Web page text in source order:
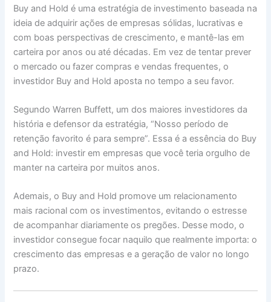
Buy and Hold é uma estratégia de investimento baseada na
ideia de adquirir ações de empresas sólidas, lucrativas e
com boas perspectivas de crescimento, e mantê-las em
carteira por anos ou até décadas. Em vez de tentar prever
o mercado ou fazer compras e vendas frequentes, o
investidor Buy and Hold aposta no tempo a seu favor.
Segundo Warren Buffett, um dos maiores investidores da
história e defensor da estratégia, “Nosso período de
retenção favorito é para sempre”. Essa é a essência do Buy
and Hold: investir em empresas que você teria orgulho de
manter na carteira por muitos anos.
Ademais, o Buy and Hold promove um relacionamento
mais racional com os investimentos, evitando o estresse
de acompanhar diariamente os pregões. Desse modo, o
investidor consegue focar naquilo que realmente importa: o
crescimento das empresas e a geração de valor no longo
prazo.